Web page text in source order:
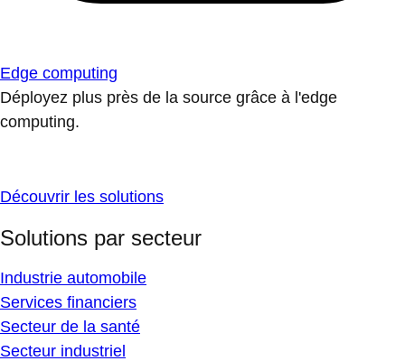
Edge computing
Déployez plus près de la source grâce à l'edge
computing.
Découvrir les solutions
Solutions par secteur
Industrie automobile
Services financiers
Secteur de la santé
Secteur industriel